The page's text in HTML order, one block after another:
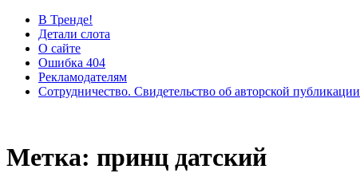
В Тренде!
Детали слота
О сайте
Ошибка 404
Рекламодателям
Сотрудничество. Свидетельство об авторской публикации
Метка: принц датский